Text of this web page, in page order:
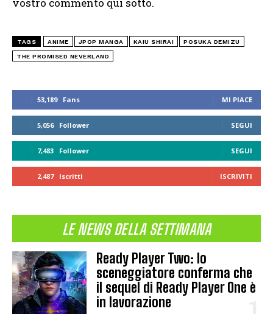
53,189 Fans MI PIACE
5,056 Follower SEGUI
7,483 Follower SEGUI
2,487 Iscritti ISCRIVITI
LE NEWS DELLA SETTIMANA
Ready Player Two: lo
sceneggiatore conferma che
il sequel di Ready Player One è
in lavorazione
vostro commento qui sotto.
TAGS ANIME JPOP MANGA KAIU SHIRAI POSUKA DEMIZU
THE PROMISED NEVERLAND